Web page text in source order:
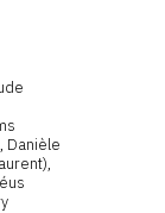
Danièle